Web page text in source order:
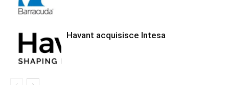
Havant acquisisce Intesa